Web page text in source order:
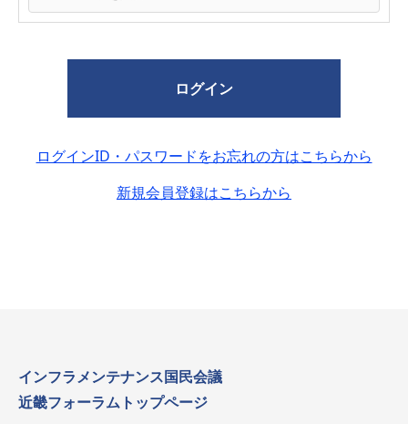
ログイン
ログインID・パスワードをお忘れの方はこちらから
新規会員登録はこちらから
インフラメンテナンス国民会議
近畿フォーラムトップページ